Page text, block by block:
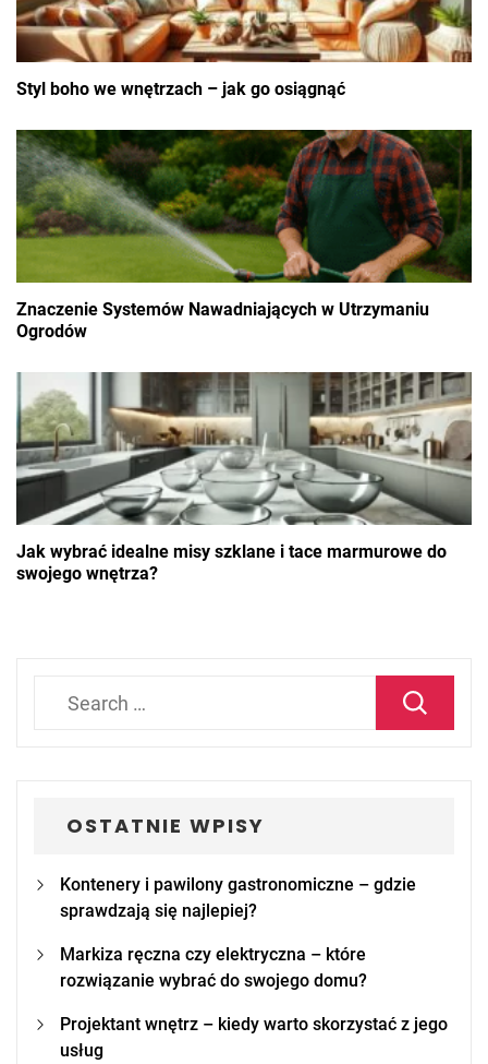
Styl boho we wnętrzach – jak go osiągnąć
Znaczenie Systemów Nawadniających w Utrzymaniu
Ogrodów
Jak wybrać idealne misy szklane i tace marmurowe do
swojego wnętrza?
OSTATNIE WPISY
Kontenery i pawilony gastronomiczne – gdzie
sprawdzają się najlepiej?
Markiza ręczna czy elektryczna – które
rozwiązanie wybrać do swojego domu?
Projektant wnętrz – kiedy warto skorzystać z jego
usług